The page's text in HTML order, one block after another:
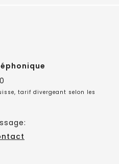
tarif divergeant selon les